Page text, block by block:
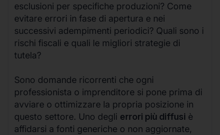
esclusioni per specifiche produzioni? Come
evitare errori in fase di apertura e nei
successivi adempimenti periodici? Quali sono i
rischi fiscali e quali le migliori strategie di
tutela?
Sono domande ricorrenti che ogni
professionista o imprenditore si pone prima di
avviare o ottimizzare la propria posizione in
questo settore. Uno degli errori più diffusi è
affidarsi a fonti generiche o non aggiornate,